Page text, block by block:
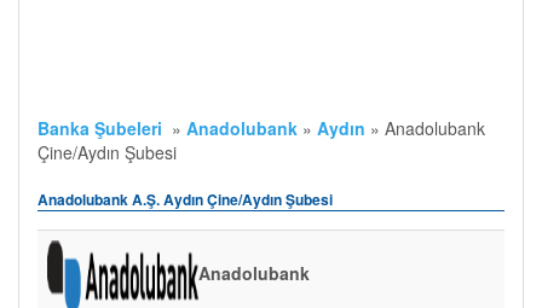
Banka Şubeleri » Anadolubank » Aydın » Anadolubank
Çine/Aydın Şubesi
Anadolubank A.Ş. Aydın Çine/Aydın Şubesi
Anadolubank